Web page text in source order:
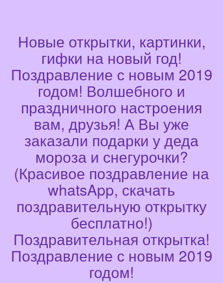
Новые открытки, картинки,
гифки на новый год!
Поздравление с новым 2019
годом! Волшебного и
праздничного настроения
вам, друзья! А Вы уже
заказали подарки у деда
мороза и снегурочки?
(Красивое поздравление на
whatsApp, скачать
поздравительную открытку
бесплатно!)
Поздравительная открытка!
Поздравление с новым 2019
годом!